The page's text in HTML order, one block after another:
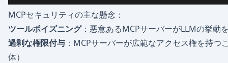
MCPセキュリティの主な懸念：
ツールポイズニング：悪意あるMCPサーバーがLLMの挙動
過剰な権限付与 ：MCPサーバーが広範なアクセス権を持
体）